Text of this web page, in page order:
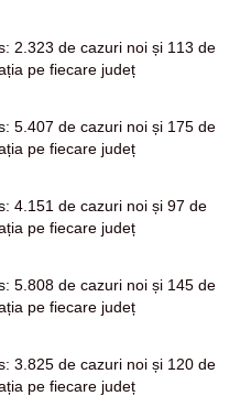
2.323 de cazuri noi și 113 de
pe fiecare județ
5.407 de cazuri noi și 175 de
pe fiecare județ
pe fiecare județ
pe fiecare județ
3.825 de cazuri noi și 120 de
pe fiecare județ